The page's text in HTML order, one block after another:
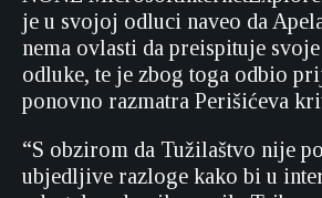
je u svojoj odluci naveo da
nema ovlasti da preispituje
odluke, te je zbog toga odbio
ponovno razmatra Perišićeva
“S obzirom da Tužilaštvo nije
ubjedljive razloge kako bi u